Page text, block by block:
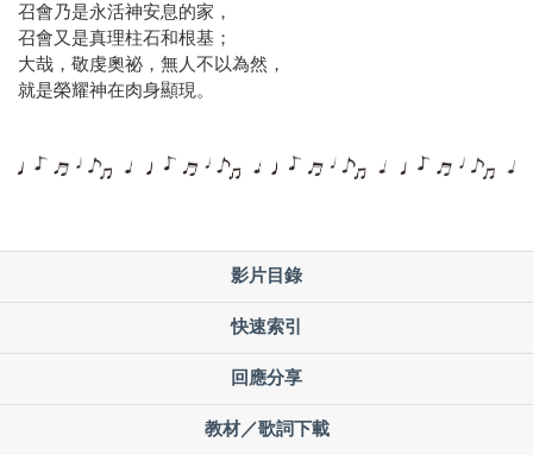
召會乃是永活神安息的家，
召會又是真理柱石和根基；
大哉，敬虔奧祕，無人不以為然，
就是榮耀神在肉身顯現。
影片目錄
快速索引
回應分享
教材／歌詞下載